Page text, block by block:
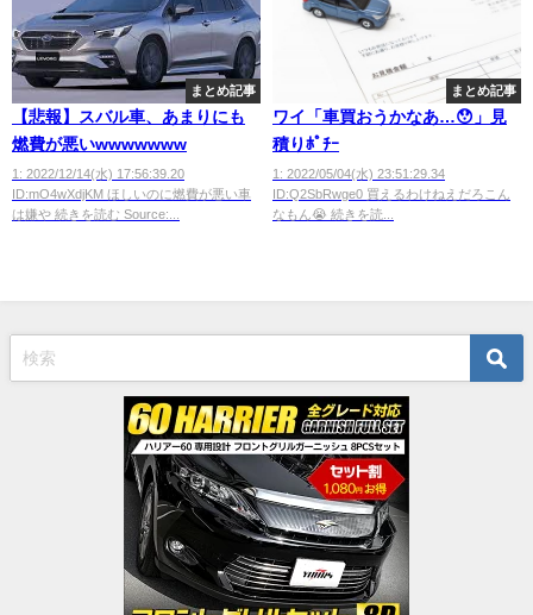
まとめ記事
【悲報】スバル車、あまりにも
燃費が悪いwwwwwww
1: 2022/12/14(水) 17:56:39.20
ID:mO4wXdjKM ほしいのに燃費が悪い車
は嫌や 続きを読む Source:...
まとめ記事
ワイ「車買おうかなあ…😯」見
積りﾎﾟﾁｰ
1: 2022/05/04(水) 23:51:29.34
ID:Q2SbRwge0 買えるわけねえだろこん
なもん😭 続きを読...